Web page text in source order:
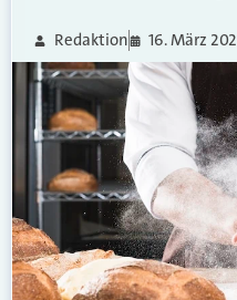
Redaktion 16. März